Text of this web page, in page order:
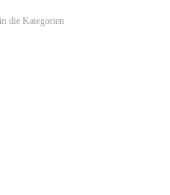
die Kategorien